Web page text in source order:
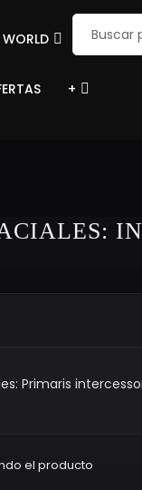
+
Primaris
el producto